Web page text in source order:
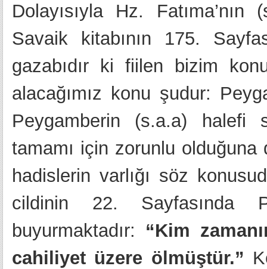
Dolayısıyla Hz.
Savaik kitabının 175.
gazabıdır ki fiilen bizim
alacağımız konu şudur:
Peygamberin (s.a.a) halefi
tamamı için zorunlu
hadislerin varlığı söz
cildinin 22. Sayfasında
buyurmaktadır: “Kim
cahiliyet üzere ölmüştür.”